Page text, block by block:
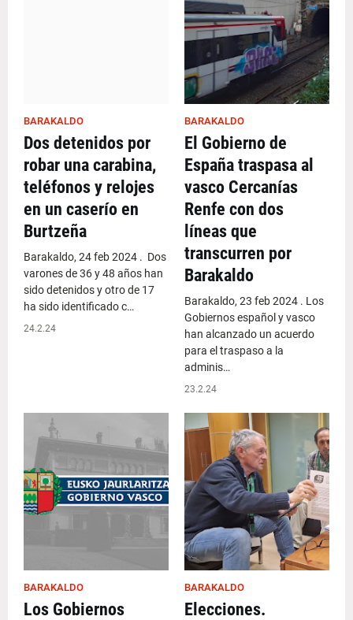
BARAKALDO
Dos detenidos por
robar una carabina,
teléfonos y relojes
en un caserío en
Burtzeña
Barakaldo, 24 feb 2024 . Dos
varones de 36 y 48 años han
sido detenidos y otro de 17
ha sido identificado c…
24.2.24
BARAKALDO
El Gobierno de
España traspasa al
vasco Cercanías
Renfe con dos
líneas que
transcurren por
Barakaldo
Barakaldo, 23 feb 2024 . Los
Gobiernos español y vasco
han alcanzado un acuerdo
para el traspaso a la
adminis…
23.2.24
BARAKALDO
Los Gobiernos
BARAKALDO
Elecciones.